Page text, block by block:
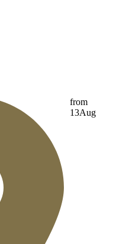
from
13Aug